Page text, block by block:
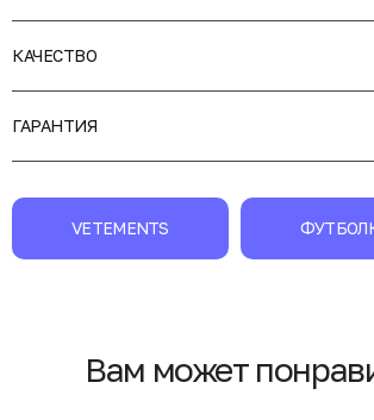
КАЧЕСТВО
ГАРАНТИЯ
VETEMENTS
Вам может